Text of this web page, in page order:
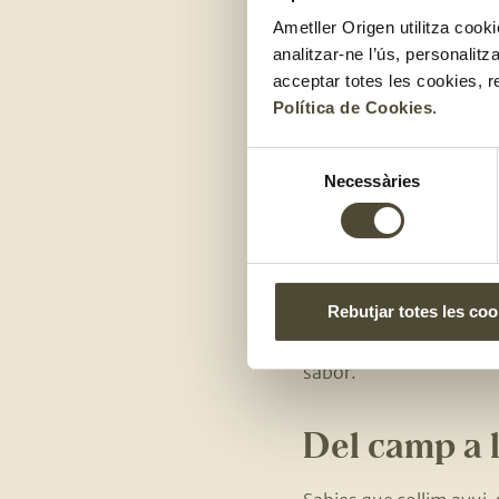
Ametller Origen utilitza
analitzar-ne l’ús,
acceptar totes les cookies,
Política de Cookies.
consentiment
Necessàries
Rebutjar totes les
baix del taronger.
durant la quarta
de les
Per al seu cultiu,
aquest maneig de
mandarines de pell
sabor.
Del camp a